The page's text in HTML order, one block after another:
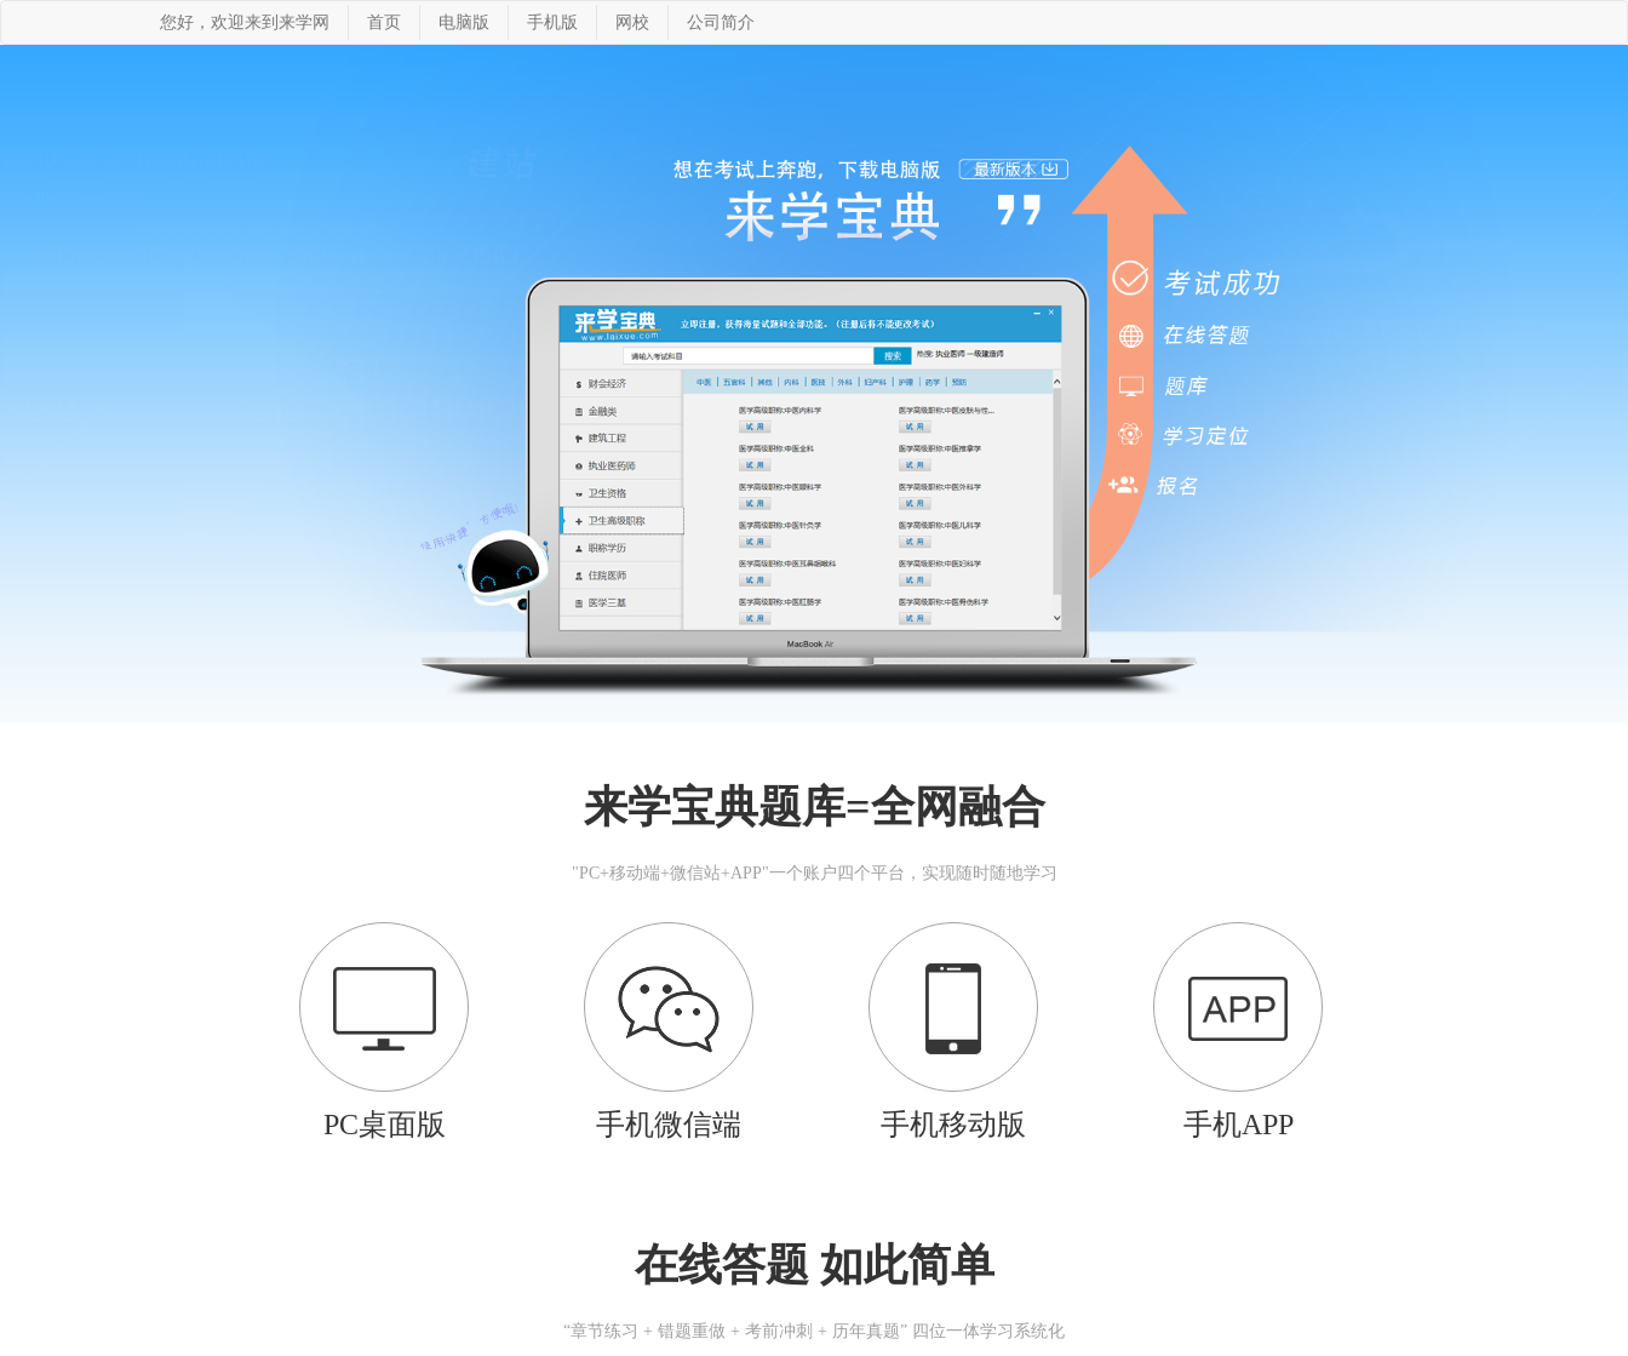
您好，欢迎来到来学网 首页 电脑版 手机版 网校 公司简介
来学宝典题库=全网融合
"PC+移动端+微信站+APP"一个账户四个平台，实现随时随地学习
PC桌面版 手机微信端 手机移动版 手机APP
在线答题 如此简单
“章节练习 + 错题重做 + 考前冲刺 + 历年真题” 四位一体学习系统化